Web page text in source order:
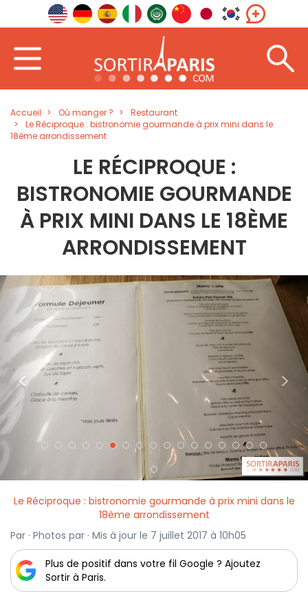
Accueil Où manger ?
Restaurant
Le Réciproque : bistronomie gourmande à prix mini dans le
18ème arrondissement
LE RÉCIPROQUE :
BISTRONOMIE GOURMANDE
À PRIX MINI DANS LE 18ÈME
ARRONDISSEMENT
< >
Le Réciproque : bistronomie gourmande à prix mini dans le
18ème arrondissement
Par · Photos par · Mis à jour le 7 juillet 2017 à 10h05
Plus de positif dans votre fil Google ? Ajoutez
Sortir à Paris.